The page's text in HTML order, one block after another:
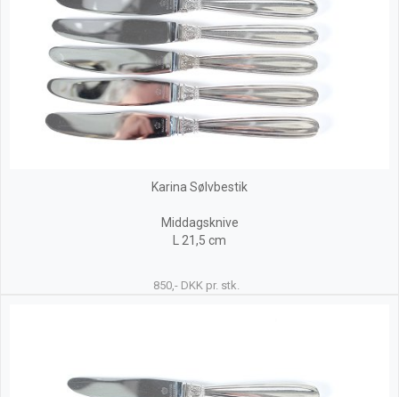
Karina Sølvbestik
Middagsknive
L 21,5 cm
850,- DKK pr. stk.